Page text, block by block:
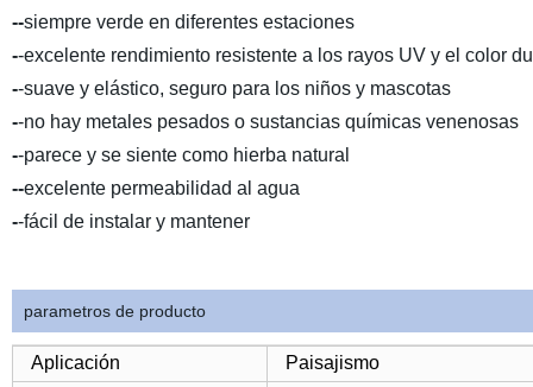
--siempre verde en diferentes estaciones
--excelente rendimiento resistente a los rayos UV y el color
--suave y elástico, seguro para los niños y mascotas
--no hay metales pesados o sustancias químicas venenosas
--parece y se siente como hierba natural
--excelente permeabilidad al agua
--fácil de instalar y mantener
parametros de producto
Aplicación
Paisajismo